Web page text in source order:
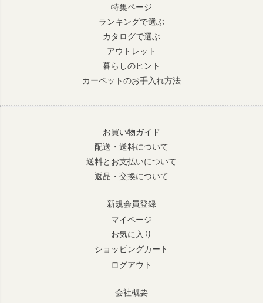
特集ページ
ランキングで選ぶ
カタログで選ぶ
アウトレット
暮らしのヒント
カーペットのお手入れ方法
お買い物ガイド
配送・送料について
送料とお支払いについて
返品・交換について
新規会員登録
マイページ
お気に入り
ショッピングカート
ログアウト
会社概要